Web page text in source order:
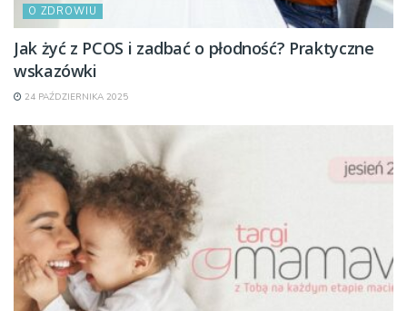
O ZDROWIU
Jak żyć z PCOS i zadbać o płodność? Praktyczne
wskazówki
24 PAŹDZIERNIKA 2025